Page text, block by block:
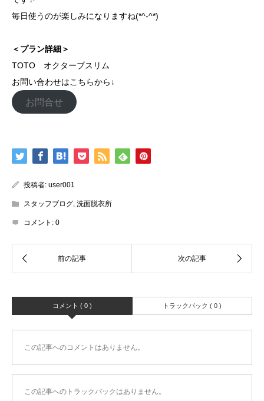
毎日使うのが楽しみになりますね(*^-^*)
＜プラン詳細＞
TOTO オクターブスリム
お問い合わせはこちらから↓
お問合せ
投稿者: user001
スタッフブログ, 洗面脱衣所
コメント: 0
コメント ( 0 ) トラックバック ( 0 )
この記事へのコメントはありません。
この記事へのトラックバックはありません。